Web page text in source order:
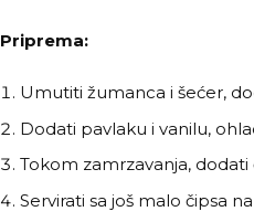
Priprema:
Umutiti žumanca i šećer,
Dodati pavlaku i vanilu,
Tokom zamrzavanja, dodati
Servirati sa još malo čipsa